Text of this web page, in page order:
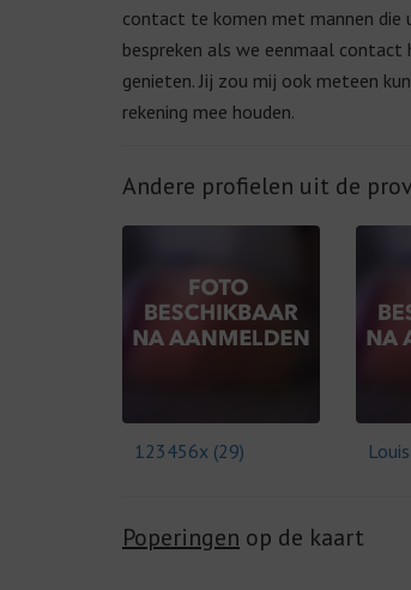
contact te komen met mannen die
bespreken als we eenmaal contact
genieten. Jij zou mij ook meteen
rekening mee houden.
Andere profielen uit de
123456x (29)
Poperingen op de kaart